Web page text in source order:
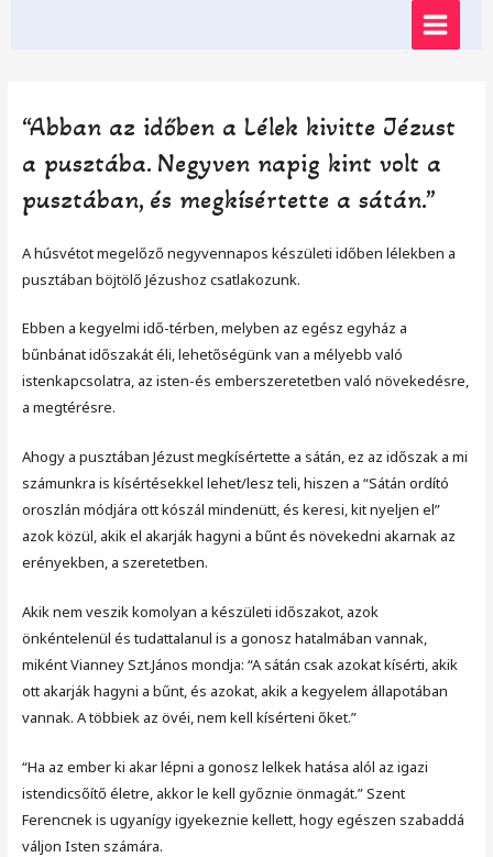
MAIN
“Abban az időben a Lélek kivitte Jézust
a pusztába. Negyven napig kint volt a
pusztában, és megkísértette a sátán.”
A húsvétot megelőző negyvennapos készületi időben lélekben a
pusztában böjtölő Jézushoz csatlakozunk.
Ebben a kegyelmi idő-térben, melyben az egész egyház a
bűnbánat időszakát éli, lehetőségünk van a mélyebb való
istenkapcsolatra, az isten-és emberszeretetben való növekedésre,
a megtérésre.
Ahogy a pusztában Jézust megkísértette a sátán, ez az időszak a mi
számunkra is kísértésekkel lehet/lesz teli, hiszen a “Sátán ordító
oroszlán módjára ott kószál mindenütt, és keresi, kit nyeljen el”
azok közül, akik el akarják hagyni a bűnt és növekedni akarnak az
erényekben, a szeretetben.
Akik nem veszik komolyan a készületi időszakot, azok
önkéntelenül és tudattalanul is a gonosz hatalmában vannak,
miként Vianney Szt.János mondja: “A sátán csak azokat kísérti, akik
ott akarják hagyni a bűnt, és azokat, akik a kegyelem állapotában
vannak. A többiek az övéi, nem kell kísérteni őket.”
“Ha az ember ki akar lépni a gonosz lelkek hatása alól az igazi
istendicsőítő életre, akkor le kell győznie önmagát.” Szent
Ferencnek is ugyanígy igyekeznie kellett, hogy egészen szabaddá
váljon Isten számára.